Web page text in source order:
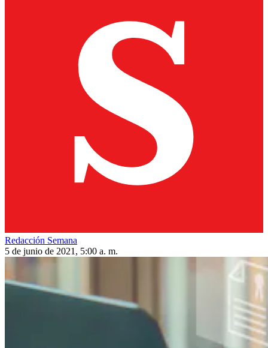
Redacción Semana
5 de junio de 2021, 5:00 a. m.